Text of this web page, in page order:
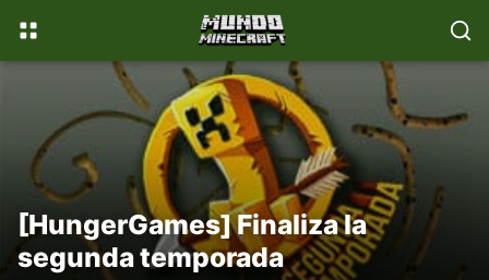
📚 💎
[HungerGames] Finaliza la
segunda temporada